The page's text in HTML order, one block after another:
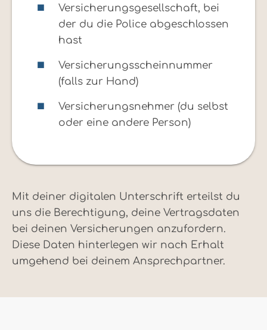
Versicherungsgesellschaft, bei
der du die Police abgeschlossen
hast
Versicherungsscheinnummer
(falls zur Hand)
Versicherungsnehmer (du selbst
oder eine andere Person)
Mit deiner digitalen Unterschrift erteilst du
uns die Berechtigung, deine Vertragsdaten
bei deinen Versicherungen anzufordern.
Diese Daten hinterlegen wir nach Erhalt
umgehend bei deinem Ansprechpartner.